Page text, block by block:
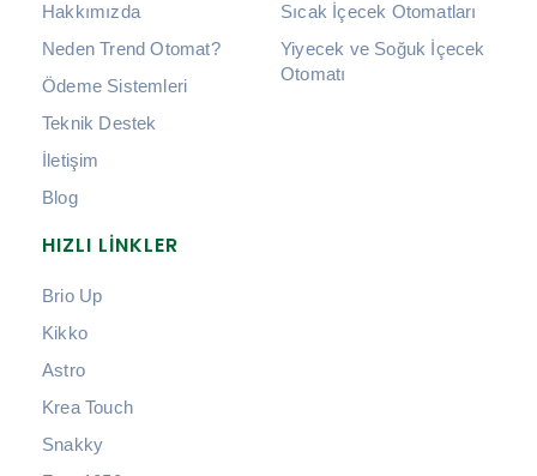
Hakkımızda
Neden Trend Otomat?
Ödeme Sistemleri
Teknik Destek
İletişim
Blog
Sıcak İçecek Otomatları
Yiyecek ve Soğuk İçecek
Otomatı
HIZLI LINKLER
Brio Up
Kikko
Astro
Krea Touch
Snakky